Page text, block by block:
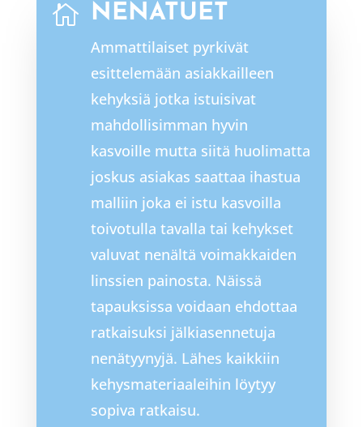
 NENÄTUET
Ammattilaiset pyrkivät
esittelemään asiakkailleen
kehyksiä jotka istuisivat
mahdollisimman hyvin
kasvoille mutta siitä huolimatta
joskus asiakas saattaa ihastua
malliin joka ei istu kasvoilla
toivotulla tavalla tai kehykset
valuvat nenältä voimakkaiden
linssien painosta. Näissä
tapauksissa voidaan ehdottaa
ratkaisuksi jälkiasennetuja
nenätyynyjä. Lähes kaikkiin
kehysmateriaaleihin löytyy
sopiva ratkaisu.